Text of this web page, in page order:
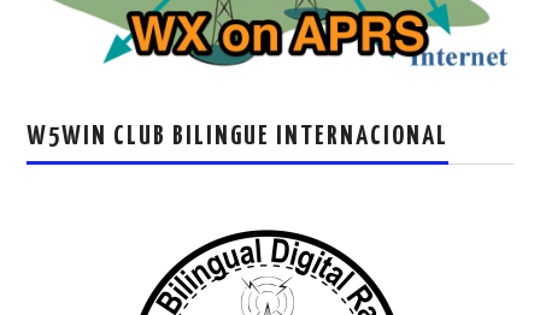
W5WIN CLUB BILINGUE INTERNACIONAL